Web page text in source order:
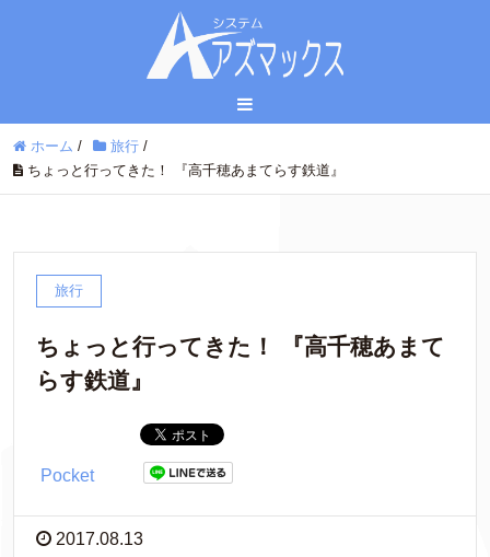
ホーム / 旅行 /
ちょっと行ってきた！ 『高千穂あまてらす鉄道』
旅行
ちょっと行ってきた！ 『高千穂あまて
らす鉄道』
Pocket
2017.08.13